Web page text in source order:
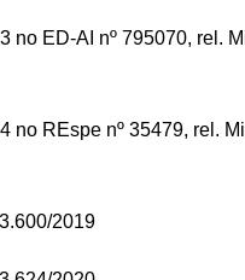
no ED-AI nº 795070, rel.
no REspe nº 35479, rel.
2019